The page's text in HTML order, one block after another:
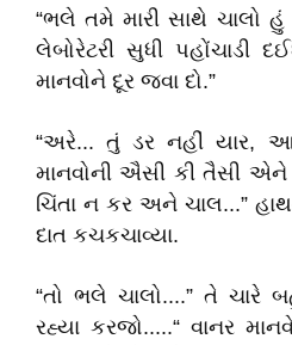
“ભલે તમે મારી સાથે ચાલો
લેબોરેટરી સુધી
માનવોને દૂર જવા દો.”
“અરે... તું ડર નહીં યાર, આ
માનવોની ઐસી કી તૈસી
ચિંતા ન કર અને ચાલ...”
દાત કચકચાવ્યા.
“તો ભલે ચાલો....” તે ચારે
રહ્યા કરજો.....“ વાનર